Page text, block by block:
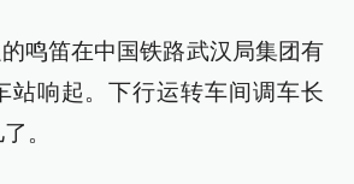
鸣笛在中国铁路武汉局集团有
站响起。下行运转车间调车长
。